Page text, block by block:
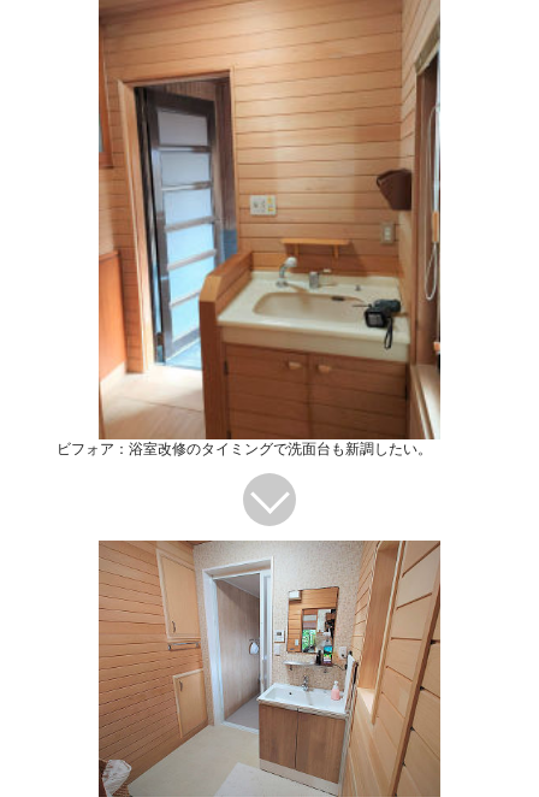
ビフォア：浴室改修のタイミングで洗面台も新調したい。